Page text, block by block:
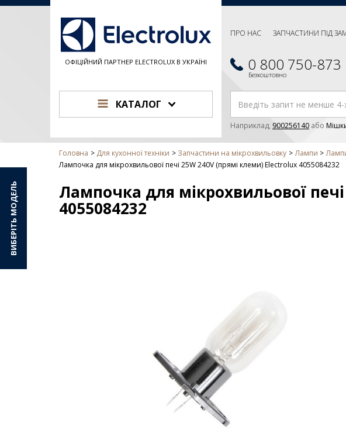
ОФІЦІЙНИЙ ПАРТНЕР ELECTROLUX В УКРАЇНІ
ПРО НАС ЗАПЧАСТИНИ ПІД
0 800 750-873
Безкоштовно
КАТАЛОГ
Наприклад, 900256140 або
Головна Для кухонної техніки Запчастини на мікрохвильовку Лампи
Лампочка для мікрохвильової печі 25W 240V (прямі клеми) Electrolux 4055084232
Лампочка для мікрохвильової
4055084232
ВИБЕРІТЬ МОДЕЛЬ